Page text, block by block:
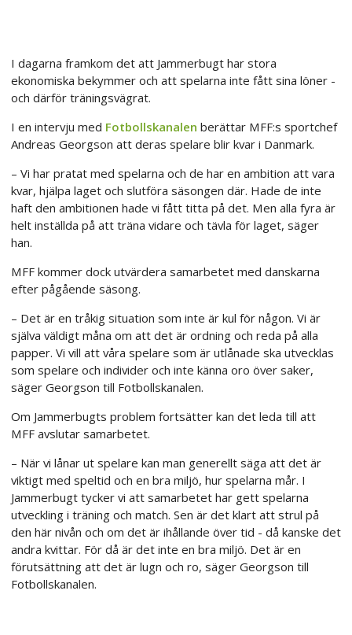
I dagarna framkom det att Jammerbugt har stora
ekonomiska bekymmer och att spelarna inte fått sina löner -
och därför träningsvägrat.
I en intervju med Fotbollskanalen berättar MFF:s sportchef
Andreas Georgson att deras spelare blir kvar i Danmark.
– Vi har pratat med spelarna och de har en ambition att vara
kvar, hjälpa laget och slutföra säsongen där. Hade de inte
haft den ambitionen hade vi fått titta på det. Men alla fyra är
helt inställda på att träna vidare och tävla för laget, säger
han.
MFF kommer dock utvärdera samarbetet med danskarna
efter pågående säsong.
– Det är en tråkig situation som inte är kul för någon. Vi är
själva väldigt måna om att det är ordning och reda på alla
papper. Vi vill att våra spelare som är utlånade ska utvecklas
som spelare och individer och inte känna oro över saker,
säger Georgson till Fotbollskanalen.
Om Jammerbugts problem fortsätter kan det leda till att
MFF avslutar samarbetet.
– När vi lånar ut spelare kan man generellt säga att det är
viktigt med speltid och en bra miljö, hur spelarna mår. I
Jammerbugt tycker vi att samarbetet har gett spelarna
utveckling i träning och match. Sen är det klart att strul på
den här nivån och om det är ihållande över tid - då kanske det
andra kvittar. För då är det inte en bra miljö. Det är en
förutsättning att det är lugn och ro, säger Georgson till
Fotbollskanalen.